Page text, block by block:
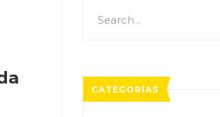
for:
CATEGORÍAS